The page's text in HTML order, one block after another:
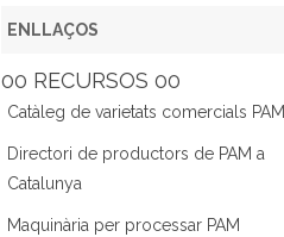
c
e
b
o
o
k
itt
er gr
a
m
dI
n
ENLLAÇOS
00 RECURSOS 00
Catàleg de varietats comercials PAM
Directori de productors de PAM a
Catalunya
Maquinària per processar PAM